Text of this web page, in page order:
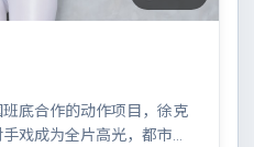
底合作的动作项目，徐克
戏成为全片高光，都市霓